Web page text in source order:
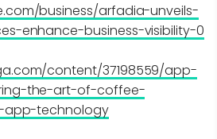
business/arfadia-unveils-
enhance-business-visibility-0
content/37198559/app-
the-art-of-coffee-
app-technology